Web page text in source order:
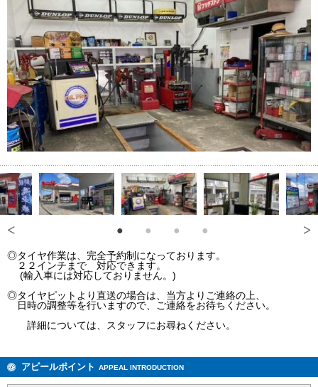
◎タイヤ作業は、完全予約制になっております。
２２インチまで 対応できます。
(輸入車には対応しておりません。)
◎タイヤピットより直送の場合は、当方よりご連絡の上、
日時の調整等を行いますので、ご連絡をお待ちください。
詳細については、スタッフにお尋ねください。
アピールポイント APPEAL INTRODUCTION